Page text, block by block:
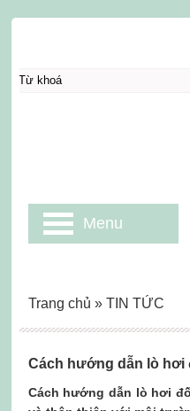
Cách hướng dẫn lò hơi
Cách hướng dẫn lò hơi
Trang chủ » TIN TỨC
Menu